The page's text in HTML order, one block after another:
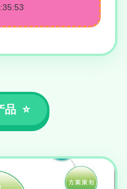
品